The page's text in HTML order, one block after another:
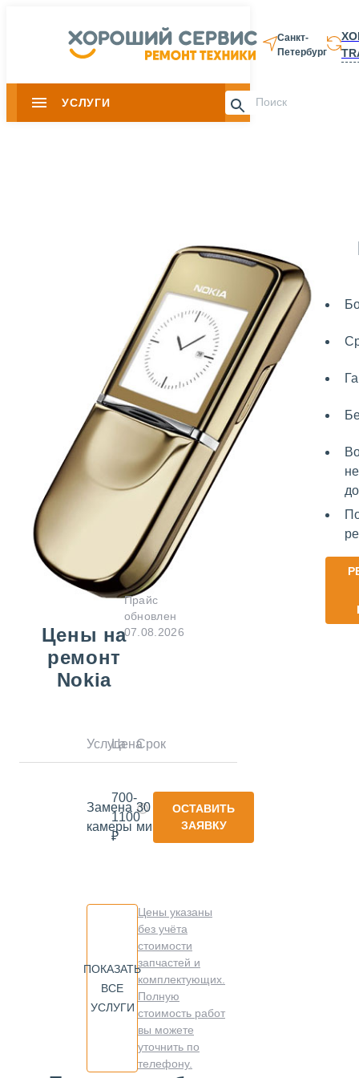
Санкт-
Петербург
УСЛУГИ 8 812 337-
Цены на
ремонт
Nokia
Прайс
обновлен
07.08.2026
УслугаЦенаСрок
Замена
камеры
700-
1100
₽
30
минут
ОСТАВИТЬ
ЗАЯВКУ
ПОКАЗАТЬ
ВСЕ
УСЛУГИ
Цены указаны
без учёта
стоимости
запчастей и
комплектующих.
Полную
стоимость работ
вы можете
уточнить по
телефону.